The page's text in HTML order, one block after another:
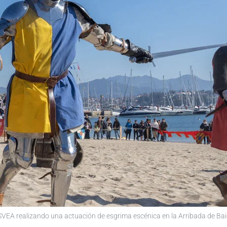
realizando una actuación de esgrima escénica en la Arribada de